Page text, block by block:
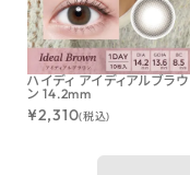
ハイディ アイディアルブラウ
ン 14.2mm
¥2,310(税込)